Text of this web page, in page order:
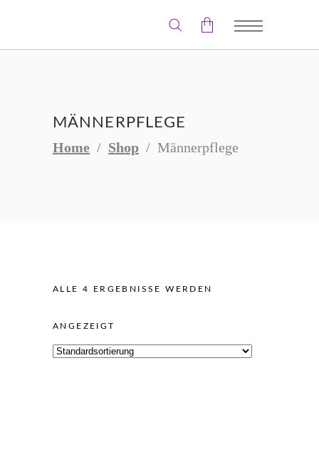
MÄNNERPFLEGE
Home / Shop / Männerpflege
ALLE 4 ERGEBNISSE WERDEN
ANGEZEIGT